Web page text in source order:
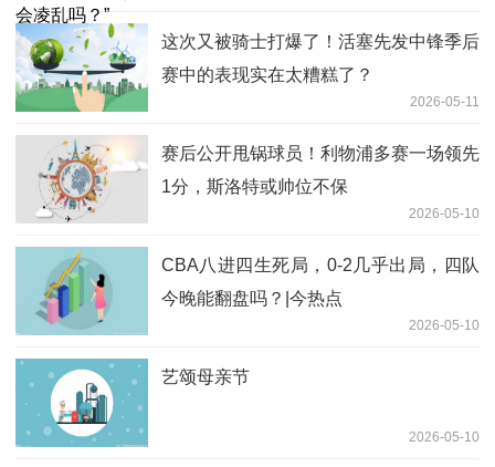
这次又被骑士打爆了！活塞先发中锋季后
赛中的表现实在太糟糕了？
2026-05-11
赛后公开甩锅球员！利物浦多赛一场领先
1分，斯洛特或帅位不保
2026-05-10
CBA八进四生死局，0-2几乎出局，四队
今晚能翻盘吗？|今热点
2026-05-10
艺颂母亲节
2026-05-10